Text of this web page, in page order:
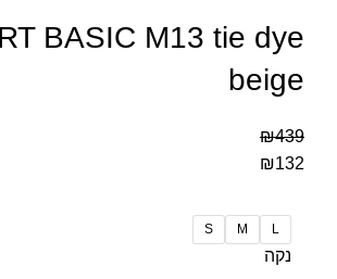
BASIC M13 tie dye
beige
₪439
₪132
L
M
S
נקה